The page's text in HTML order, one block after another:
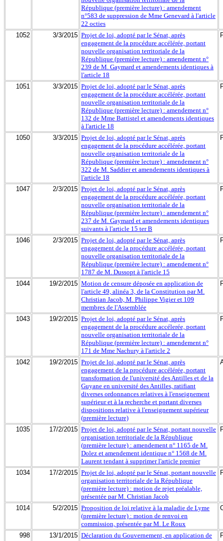
République (première lecture) : amendement
n°583 de suppression de Mme Genevard à l'article
22 octies
1052 3/3/2015 Projet de loi, adopté par le Sénat, après
engagement de la procédure accélérée, portant
nouvelle organisation territoriale de la
République (première lecture) : amendement n°
239 de M. Gaymard et amendements identiques à
l'article 18
1051 3/3/2015 Projet de loi, adopté par le Sénat, après
engagement de la procédure accélérée, portant
nouvelle organisation territoriale de la
République (première lecture) : amendement n°
132 de Mme Battistel et amendements identiques
à l'article 18
1050 3/3/2015 Projet de loi, adopté par le Sénat, après
engagement de la procédure accélérée, portant
nouvelle organisation territoriale de la
République (première lecture) : amendement n°
322 de M. Saddier et amendements identiques à
l'article 18
1047 2/3/2015 Projet de loi, adopté par le Sénat, après
engagement de la procédure accélérée, portant
nouvelle organisation territoriale de la
République (première lecture) : amendement n°
237 de M. Gaymard et amendements identiques
suivants à l'article 15 ter B
1046 2/3/2015 Projet de loi, adopté par le Sénat, après
engagement de la procédure accélérée, portant
nouvelle organisation territoriale de la
République (première lecture) : amendement n°
1787 de M. Dussopt à l'article 15
1044 19/2/2015 Motion de censure déposée en application de
l'article 49, alinéa 3, de la Constitution par M.
Christian Jacob, M. Philippe Vigier et 109
membres de l'Assemblée
1043 19/2/2015 Projet de loi, adopté par le Sénat, après
engagement de la procédure accélerée, portant
nouvelle organisation territoriale de la
République (première lecture) : amendement n°
171 de Mme Nachury à l'article 2
1042 19/2/2015 Projet de loi, adopté par le Sénat, après
engagement de la procédure accélérée, portant
transformation de l'université des Antilles et de la
Guyane en université des Antilles, ratifiant
diverses ordonnances relatives à l'enseignement
supérieur et à la recherche et portant diverses
dispositions relative à l'enseignement supérieur
(première lecture)
1035 17/2/2015 Projet de loi, adopté par le Sénat, portant nouvelle
organisation territoriale de la République
(première lecture) : amendement n° 1165 de M.
Dolez et amendement identique n° 1568 de M.
Laurent tendant à supprimer l'article premier
1034 17/2/2015 Projet de loi, adopté par le Sénat, portant nouvelle
organisation territoriale de la République
(première lecture) : motion de rejet préalable,
présentée par M. Christian Jacob
1014 5/2/2015 Proposition de loi relative à la maladie de Lyme
(première lecture) : motion de renvoi en
commission, présentée par M. Le Roux
998 13/1/2015 Déclaration du Gouvernement, en application de